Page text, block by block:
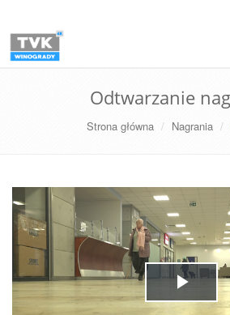
Odtwarzanie
Strona główna Nagrania
Play